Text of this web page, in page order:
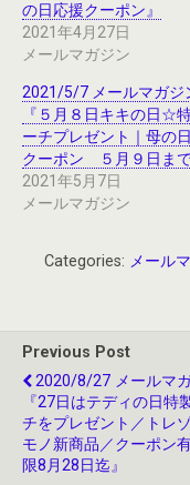
の日応援クーポン』
2021年4月27日
メールマガジン
2021/5/7 メールマガジ
『５月８日キキの日☆
ーチプレゼント｜母の
クーポン ５月９日まで
2021年5月7日
メールマガジン
Categories: メール
Previous Post
2020/8/27 メールマ
『27日はテディの日特
チをプレゼント／トレ
モノ新商品／クーポン
限8月28日迄』